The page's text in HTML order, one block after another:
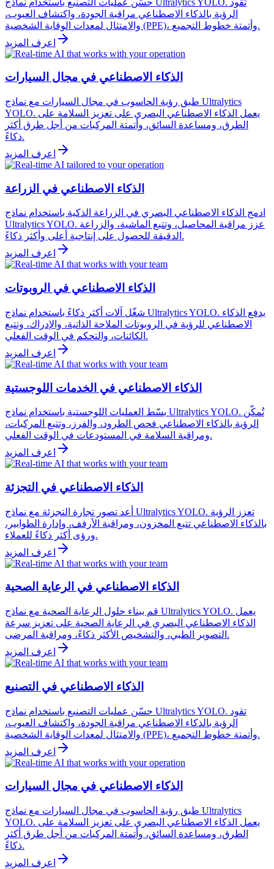
الرؤية بالذكاء الاصطناعي مراقبة الجودة، واكتشاف العيوب،
والامتثال لمعدات الوقاية الشخصية (PPE)، وأتمتة خطوط التجميع.
اعرف المزيد
الذكاء الاصطناعي في مجال السيارات
طبق رؤية الحاسوب في مجال السيارات مع نماذج Ultralytics
YOLO. يعمل الذكاء الاصطناعي البصري على تعزيز السلامة على
الطرق، ومساعدة السائق، وأتمتة المركبات من أجل طرق أكثر
ذكاءً.
اعرف المزيد
الذكاء الاصطناعي في الزراعة
ادمج الذكاء الاصطناعي البصري في الزراعة الذكية باستخدام نماذج
Ultralytics YOLO. عزز مراقبة المحاصيل، وتتبع الماشية، والزراعة
الدقيقة للحصول على إنتاجية أعلى وأكثر ذكاءً.
اعرف المزيد
الذكاء الاصطناعي في الروبوتات
شغّل آلات أكثر ذكاءً باستخدام نماذج Ultralytics YOLO. يدفع الذكاء
الاصطناعي للرؤية في الروبوتات الملاحة الذاتية، والإدراك، وتتبع
الكائنات، والتحكم في الوقت الفعلي.
اعرف المزيد
الذكاء الاصطناعي في الخدمات اللوجستية
بسّط العمليات اللوجستية باستخدام نماذج Ultralytics YOLO. تُمكّن
الرؤية بالذكاء الاصطناعي فحص الطرود، والفرز، وتتبع المركبات،
ومراقبة السلامة في المستودعات في الوقت الفعلي.
اعرف المزيد
الذكاء الاصطناعي في التجزئة
أعد تصور تجارة التجزئة مع نماذج Ultralytics YOLO. تعزز الرؤية
بالذكاء الاصطناعي تتبع المخزون، ومراقبة الأرفف، وإدارة الطوابير،
ورؤى أكثر ذكاءً للعملاء.
اعرف المزيد
الذكاء الاصطناعي في الرعاية الصحية
قم ببناء حلول الرعاية الصحية مع نماذج Ultralytics YOLO. يعمل
الذكاء الاصطناعي البصري في الرعاية الصحية على تعزيز سرعة
التصوير الطبي، والتشخيص الأكثر ذكاءً، ومراقبة المرضى.
اعرف المزيد
الذكاء الاصطناعي في التصنيع
حسّن عمليات التصنيع باستخدام نماذج Ultralytics YOLO. تقود
الرؤية بالذكاء الاصطناعي مراقبة الجودة، واكتشاف العيوب،
والامتثال لمعدات الوقاية الشخصية (PPE)، وأتمتة خطوط التجميع.
اعرف المزيد
الذكاء الاصطناعي في مجال السيارات
طبق رؤية الحاسوب في مجال السيارات مع نماذج Ultralytics
YOLO. يعمل الذكاء الاصطناعي البصري على تعزيز السلامة على
الطرق، ومساعدة السائق، وأتمتة المركبات من أجل طرق أكثر
ذكاءً.
اعرف المزيد